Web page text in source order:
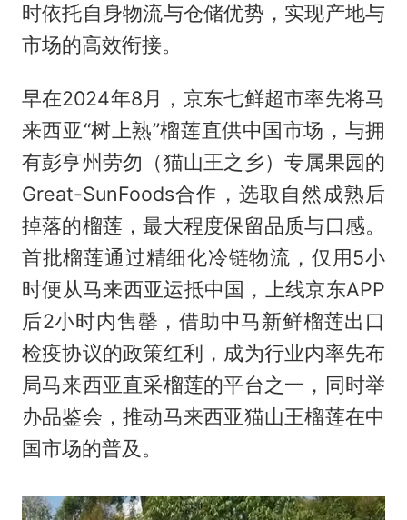
时依托自身物流与仓储优势，实现产地与
市场的高效衔接。
早在2024年8月，京东七鲜超市率先将马
来西亚“树上熟”榴莲直供中国市场，与拥
有彭亨州劳勿（猫山王之乡）专属果园的
Great-SunFoods合作，选取自然成熟后
掉落的榴莲，最大程度保留品质与口感。
首批榴莲通过精细化冷链物流，仅用5小
时便从马来西亚运抵中国，上线京东APP
后2小时内售罄，借助中马新鲜榴莲出口
检疫协议的政策红利，成为行业内率先布
局马来西亚直采榴莲的平台之一，同时举
办品鉴会，推动马来西亚猫山王榴莲在中
国市场的普及。